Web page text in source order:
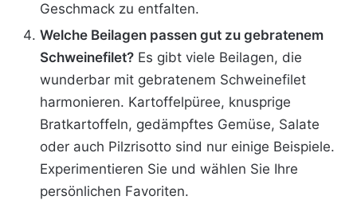
Geschmack zu entfalten.
Welche Beilagen passen gut zu gebratenem
Schweinefilet? Es gibt viele Beilagen, die
wunderbar mit gebratenem Schweinefilet
harmonieren. Kartoffelpüree, knusprige
Bratkartoffeln, gedämpftes Gemüse, Salate
oder auch Pilzrisotto sind nur einige Beispiele.
Experimentieren Sie und wählen Sie Ihre
persönlichen Favoriten.